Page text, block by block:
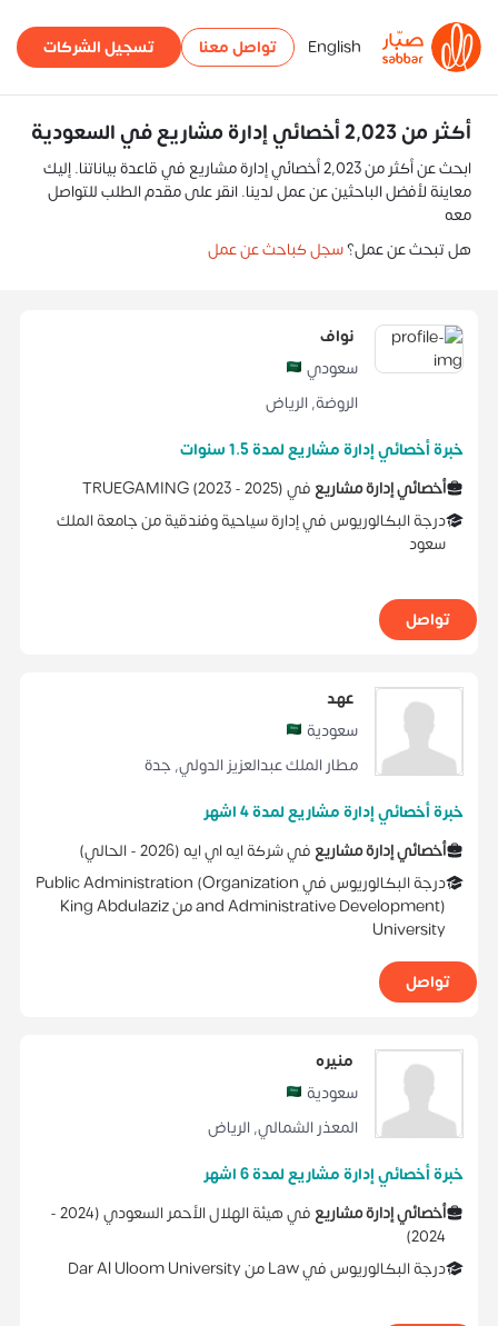
English تواصل معنا تسجيل الشركات
أكثر من 2,023 أخصائي إدارة مشاريع في السعودية
ابحث عن أكثر من 2,023 أخصائي إدارة مشاريع في قاعدة بياناتنا. إليك
معاينة لأفضل الباحثين عن عمل لدينا. انقر على مقدم الطلب للتواصل
معه
هل تبحث عن عمل؟سجل كباحث عن عمل
نواف
سعودي
الروضة, الرياض
خبرة أخصائي إدارة مشاريع لمدة 1.5 سنوات
أخصائي إدارة مشاريع في TRUEGAMING(2023 -2025)
درجة البكالوريوسفيإدارة سياحية وفندقيةمنجامعة الملك
سعود
تواصل
عهد
سعودية
مطار الملك عبدالعزيز الدولي,جدة
خبرة أخصائي إدارة مشاريع لمدة 4 اشهر
أخصائي إدارة مشاريع فيشركة ايه اي ايه(
2026 - الحالي)
درجة البكالوريوسفيPublic Administration (Organization
and Administrative Development)منKing Abdulaziz
University
تواصل
منيره
سعودية
المعذر الشمالي, الرياض
خبرة أخصائي إدارة مشاريع لمدة 6 اشهر
أخصائي إدارة مشاريع فيهيئة الهلال الأحمر السعودي(
2024 -
2024
)
درجة البكالوريوسفيLawمنDar Al Uloom University